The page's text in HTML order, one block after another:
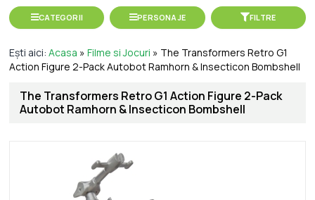
CATEGORII PERSONAJE FILTRE
Ești aici:Acasa »Filme si Jocuri » The Transformers Retro G1
Action Figure 2-Pack Autobot Ramhorn & Insecticon Bombshell
The Transformers Retro G1 Action Figure 2-Pack
Autobot Ramhorn & Insecticon Bombshell